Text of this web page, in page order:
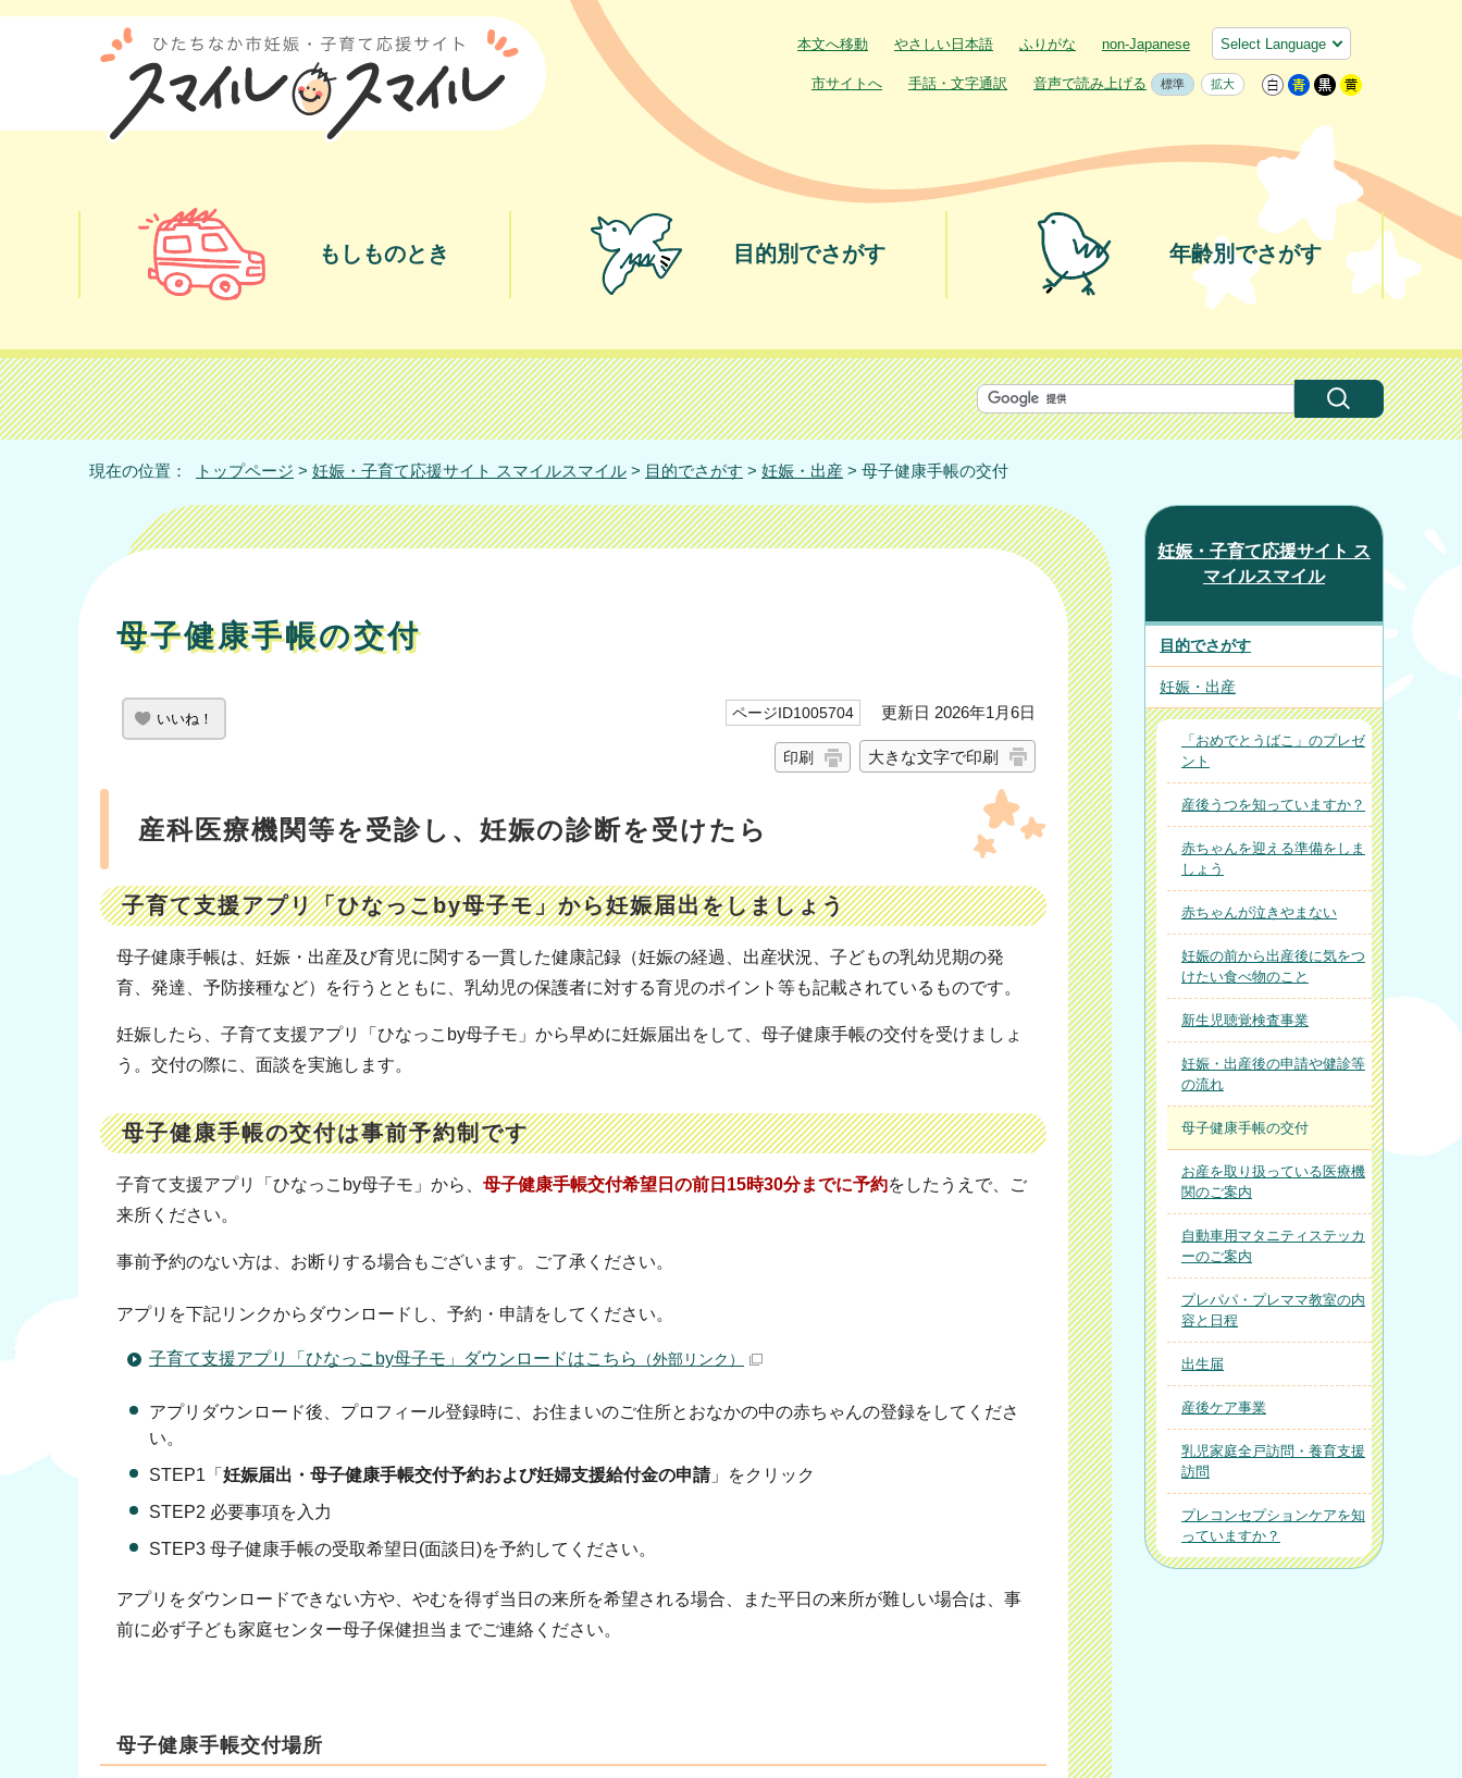
本文へ移動 やさしい日本語 ふりがな non-Japanese
市サイトへ 手話・文字通訳 音声で読み上げる 標準 拡大
もしものとき 目的別でさがす 年齢別でさがす
現在の位置： トップページ > 妊娠・子育て応援サイト スマイルスマイル > 目的でさがす > 妊娠・出産 > 母子健康手帳の交付
母子健康手帳の交付
いいね！ ページID1005704 更新日 2026年1月6日
印刷 大きな文字で印刷
産科医療機関等を受診し、妊娠の診断を受けたら
子育て支援アプリ「ひなっこby母子モ」から妊娠届出をしましょう
母子健康手帳は、妊娠・出産及び育児に関する一貫した健康記録（妊娠の経過、出産状況、子どもの乳幼児期の発
育、発達、予防接種など）を行うとともに、乳幼児の保護者に対する育児のポイント等も記載されているものです。
妊娠したら、子育て支援アプリ「ひなっこby母子モ」から早めに妊娠届出をして、母子健康手帳の交付を受けましょ
う。交付の際に、面談を実施します。
母子健康手帳の交付は事前予約制です
子育て支援アプリ「ひなっこby母子モ」から、 母子健康手帳交付希望日の前日15時30分までに予約をしたうえで、ご
来所ください。
事前予約のない方は、お断りする場合もございます。ご了承ください。
アプリを下記リンクからダウンロードし、予約・申請をしてください。
子育て支援アプリ「ひなっこby母子モ」ダウンロードはこちら （外部リンク）
アプリダウンロード後、プロフィール登録時に、お住まいのご住所とおなかの中の赤ちゃんの登録をしてくださ
い。
STEP1「 妊娠届出・母子健康手帳交付予約および妊婦支援給付金の申請」をクリック
STEP2 必要事項を入力
STEP3 母子健康手帳の受取希望日(面談日)を予約してください。
アプリをダウンロードできない方や、やむを得ず当日の来所を希望される場合、また平日の来所が難しい場合は、事
前に必ず子ども家庭センター母子保健担当までご連絡ください。
母子健康手帳交付場所
妊娠・子育て応援サイト ス
マイルスマイル
目的でさがす
妊娠・出産
「おめでとうばこ」のプレゼ
ント
産後うつを知っていますか？
赤ちゃんを迎える準備をしま
しょう
赤ちゃんが泣きやまない
妊娠の前から出産後に気をつ
けたい食べ物のこと
新生児聴覚検査事業
妊娠・出産後の申請や健診等
の流れ
母子健康手帳の交付
お産を取り扱っている医療機
関のご案内
自動車用マタニティステッカ
ーのご案内
プレパパ・プレママ教室の内
容と日程
出生届
産後ケア事業
乳児家庭全戸訪問・養育支援
訪問
プレコンセプションケアを知
っていますか？